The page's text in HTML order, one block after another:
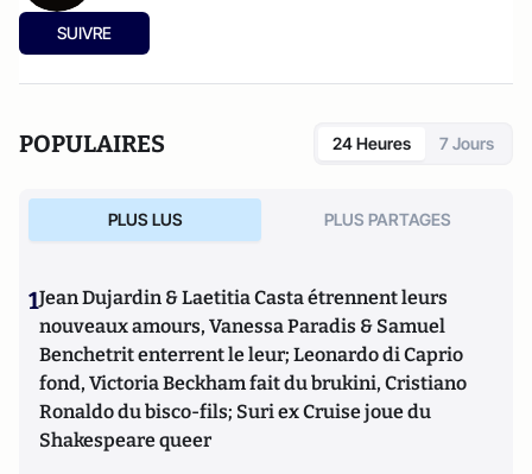
SUIVRE
POPULAIRES 24 Heures 7 Jours
PLUS LUS PLUS PARTAGES
1Jean Dujardin & Laetitia Casta étrennent leurs
nouveaux amours, Vanessa Paradis & Samuel
Benchetrit enterrent le leur; Leonardo di Caprio
fond, Victoria Beckham fait du brukini, Cristiano
Ronaldo du bisco-fils; Suri ex Cruise joue du
Shakespeare queer